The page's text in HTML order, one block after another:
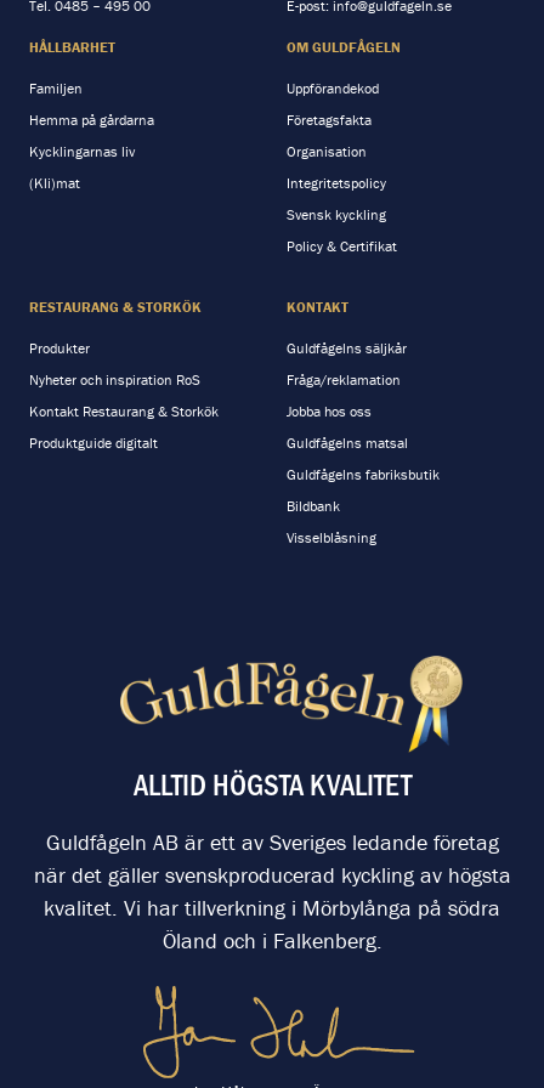
Tel. 0485 – 495 00
E-post: info@guldfageln.se
HÅLLBARHET
Familjen
Hemma på gårdarna
Kycklingarnas liv
(Kli)mat
OM GULDFÅGELN
Uppförandekod
Företagsfakta
Organisation
Integritetspolicy
Svensk kyckling
Policy & Certifikat
RESTAURANG & STORKÖK
Produkter
Nyheter och inspiration RoS
Kontakt Restaurang & Storkök
Produktguide digitalt
KONTAKT
Guldfågelns säljkår
Fråga/reklamation
Jobba hos oss
Guldfågelns matsal
Guldfågelns fabriksbutik
Bildbank
Visselblåsning
ALLTID HÖGSTA KVALITET
Guldfågeln AB är ett av Sveriges ledande företag
när det gäller svenskproducerad kyckling av högsta
kvalitet. Vi har tillverkning i Mörbylånga på södra
Öland och i Falkenberg.